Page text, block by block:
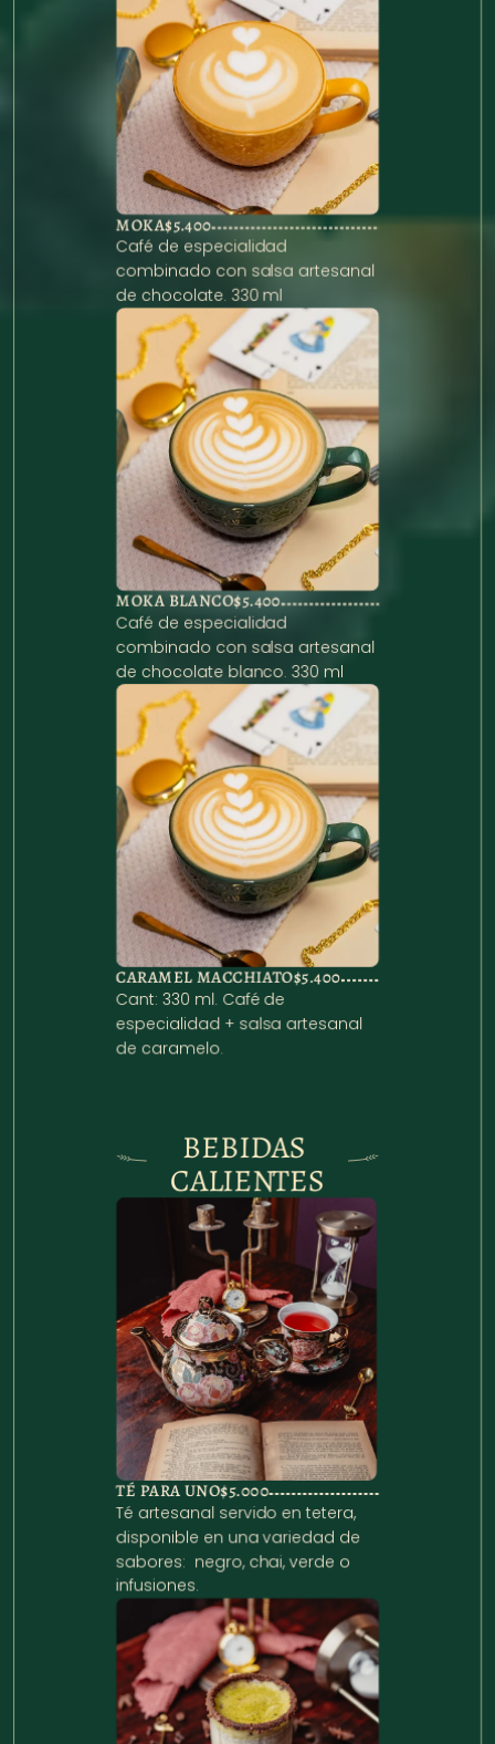
MOKA$5.400
Café de especialidad
combinado con salsa artesanal
de chocolate. 330 ml
MOKA BLANCO$5.400
Café de especialidad
combinado con salsa artesanal
de chocolate blanco. 330 ml
CARAMEL MACCHIATO$5.400
Cant: 330 ml. Café de
especialidad + salsa artesanal
de caramelo.
BEBIDAS
CALIENTES
TÉ PARA UNO$5.000
Té artesanal servido en tetera,
disponible en una variedad de
sabores:  negro, chai, verde o